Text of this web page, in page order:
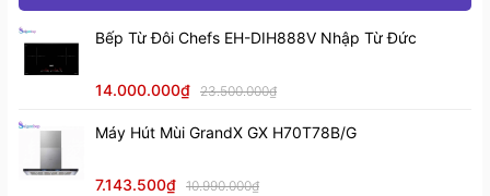
Bếp Từ Đôi Chefs EH-DIH888V Nhập Từ Đức
14.000.000₫ 23.500.000₫
Máy Hút Mùi GrandX GX H70T78B/G
7.143.500₫ 10.990.000₫